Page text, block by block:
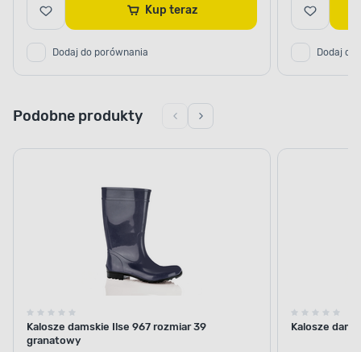
Kup teraz
Dodaj do porównania Dodaj do
Podobne produkty
Kalosze damskie Ilse 967 rozmiar 39
granatowy
Kalosze